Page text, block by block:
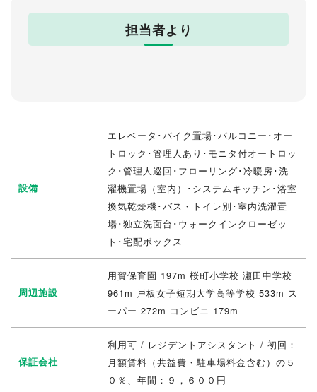
担当者より
設備
エレベータ･バイク置場･バルコニー･オー
トロック･管理人あり･モニタ付オートロッ
ク･管理人巡回･フローリング･冷暖房･洗
濯機置場（室内）･システムキッチン･浴室
換気乾燥機･バス・トイレ別･室内洗濯置
場･独立洗面台･ウォークインクローゼッ
ト･宅配ボックス
周辺施設
用賀保育園 197m 桜町小学校 瀬田中学校
961m 戸板女子短期大学高等学校 533m ス
ーパー 272m コンビニ 179m
保証会社
利用可 / レジデントアシスタント / 初回：
月額賃料（共益費・駐車場料金含む）の５
０％、年間：９，６００円